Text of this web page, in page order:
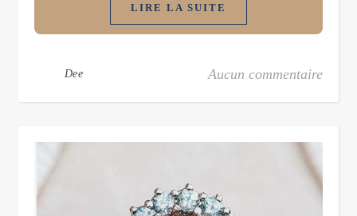
LIRE LA SUITE
Dee Aucun commentaire